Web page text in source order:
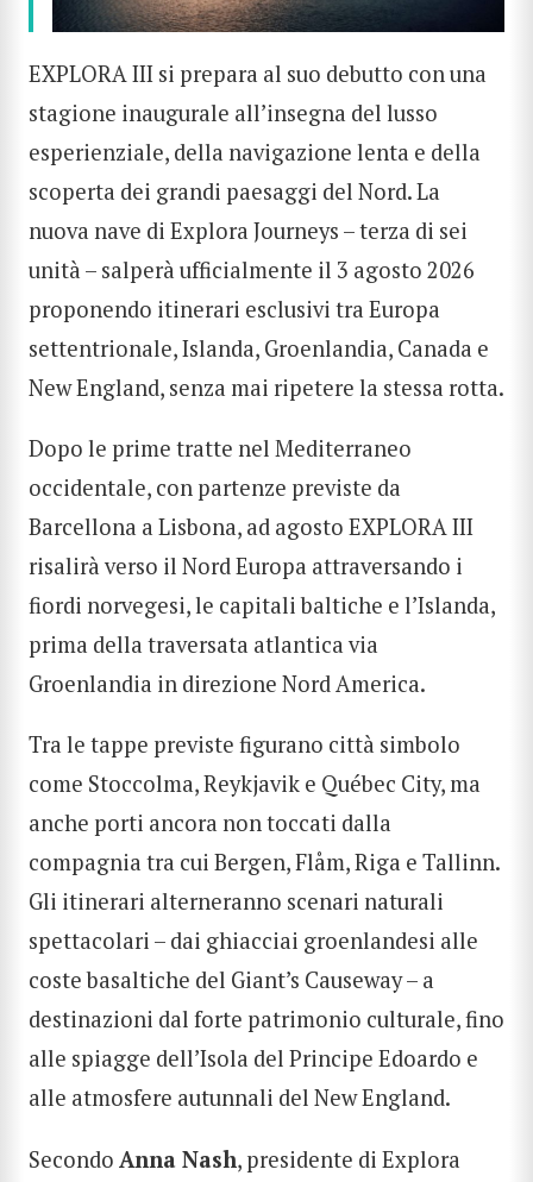
EXPLORA III si prepara al suo debutto con una
stagione inaugurale all’insegna del lusso
esperienziale, della navigazione lenta e della
scoperta dei grandi paesaggi del Nord. La
nuova nave di Explora Journeys – terza di sei
unità – salperà ufficialmente il 3 agosto 2026
proponendo itinerari esclusivi tra Europa
settentrionale, Islanda, Groenlandia, Canada e
New England, senza mai ripetere la stessa rotta.
Dopo le prime tratte nel Mediterraneo
occidentale, con partenze previste da
Barcellona a Lisbona, ad agosto EXPLORA III
risalirà verso il Nord Europa attraversando i
fiordi norvegesi, le capitali baltiche e l’Islanda,
prima della traversata atlantica via
Groenlandia in direzione Nord America.
Tra le tappe previste figurano città simbolo
come Stoccolma, Reykjavik e Québec City, ma
anche porti ancora non toccati dalla
compagnia tra cui Bergen, Flåm, Riga e Tallinn.
Gli itinerari alterneranno scenari naturali
spettacolari – dai ghiacciai groenlandesi alle
coste basaltiche del Giant’s Causeway – a
destinazioni dal forte patrimonio culturale, fino
alle spiagge dell’Isola del Principe Edoardo e
alle atmosfere autunnali del New England.
Secondo Anna Nash, presidente di Explora